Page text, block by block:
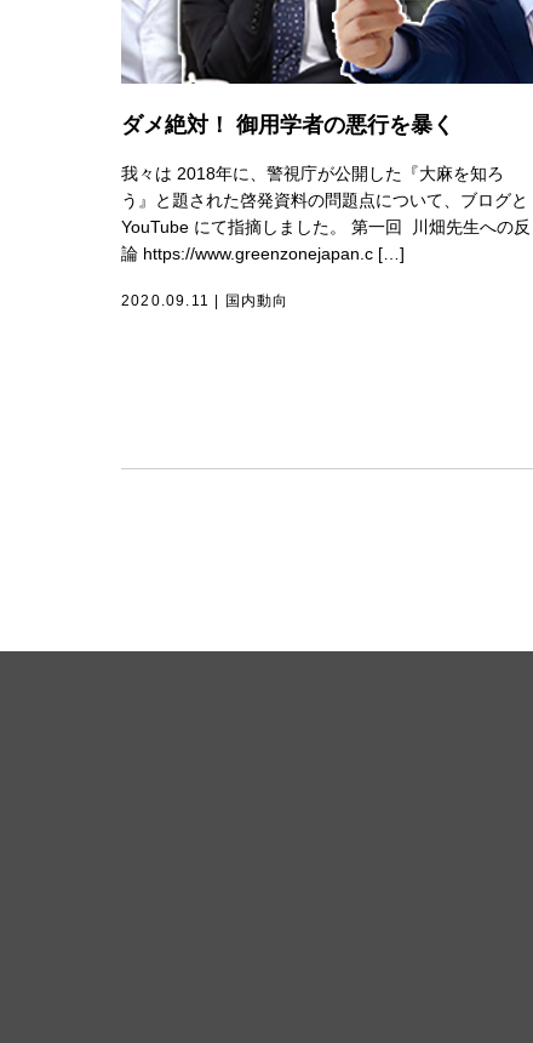
ダメ絶対！ 御用学者の悪行を暴く
我々は 2018年に、警視庁が公開した『大麻を知ろ
う』と題された啓発資料の問題点について、ブログと
YouTube にて指摘しました。 第一回 川畑先生への反
論 https://www.greenzonejapan.c […]
2020.09.11 国内動向